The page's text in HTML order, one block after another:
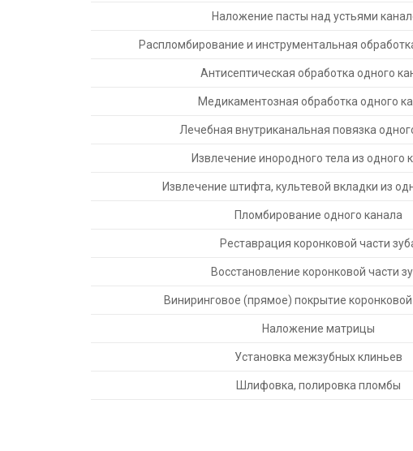
Наложение пасты над устьями
Распломбирование и инструментальная
Антисептическая обработка одного
Медикаментозная обработка одного
Лечебная внутриканальная повязка
Извлечение инородного тела из одного
Извлечение штифта, культевой вкладки из
Пломбирование одного канала
Реставрация коронковой части
Восстановление коронковой части
Виниринговое (прямое) покрытие коронковой
Наложение матрицы
Установка межзубных клиньев
Шлифовка, полировка пломбы